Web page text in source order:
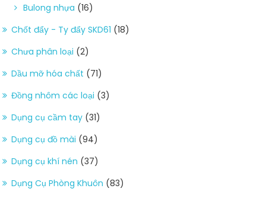
Bulong nhựa (16)
Chốt đẩy - Ty đẩy SKD61 (18)
Chưa phân loại (2)
Dầu mỡ hóa chất (71)
Đồng nhôm các loại (3)
Dụng cụ cầm tay (31)
Dụng cụ đồ mài (94)
Dụng cụ khí nén (37)
Dụng Cụ Phòng Khuôn (83)